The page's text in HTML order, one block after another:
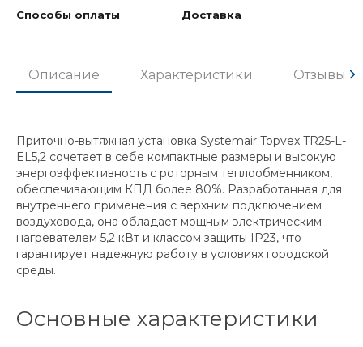
Способы оплаты Доставка
Описание Характеристики Отзывы
Приточно-вытяжная установка Systemair Topvex TR25-L-
EL5,2 сочетает в себе компактные размеры и высокую
энергоэффективность с роторным теплообменником,
обеспечивающим КПД более 80%. Разработанная для
внутреннего применения с верхним подключением
воздуховода, она обладает мощным электрическим
нагревателем 5,2 кВт и классом защиты IP23, что
гарантирует надежную работу в условиях городской
среды.
Основные характеристики